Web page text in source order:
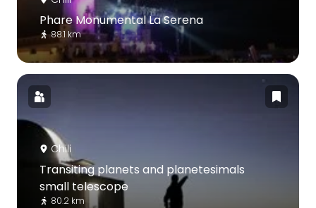
Phare Monumental La Serena
88.1 km
Chili
Transiting planets and planetesimals
small telescope
80.2 km